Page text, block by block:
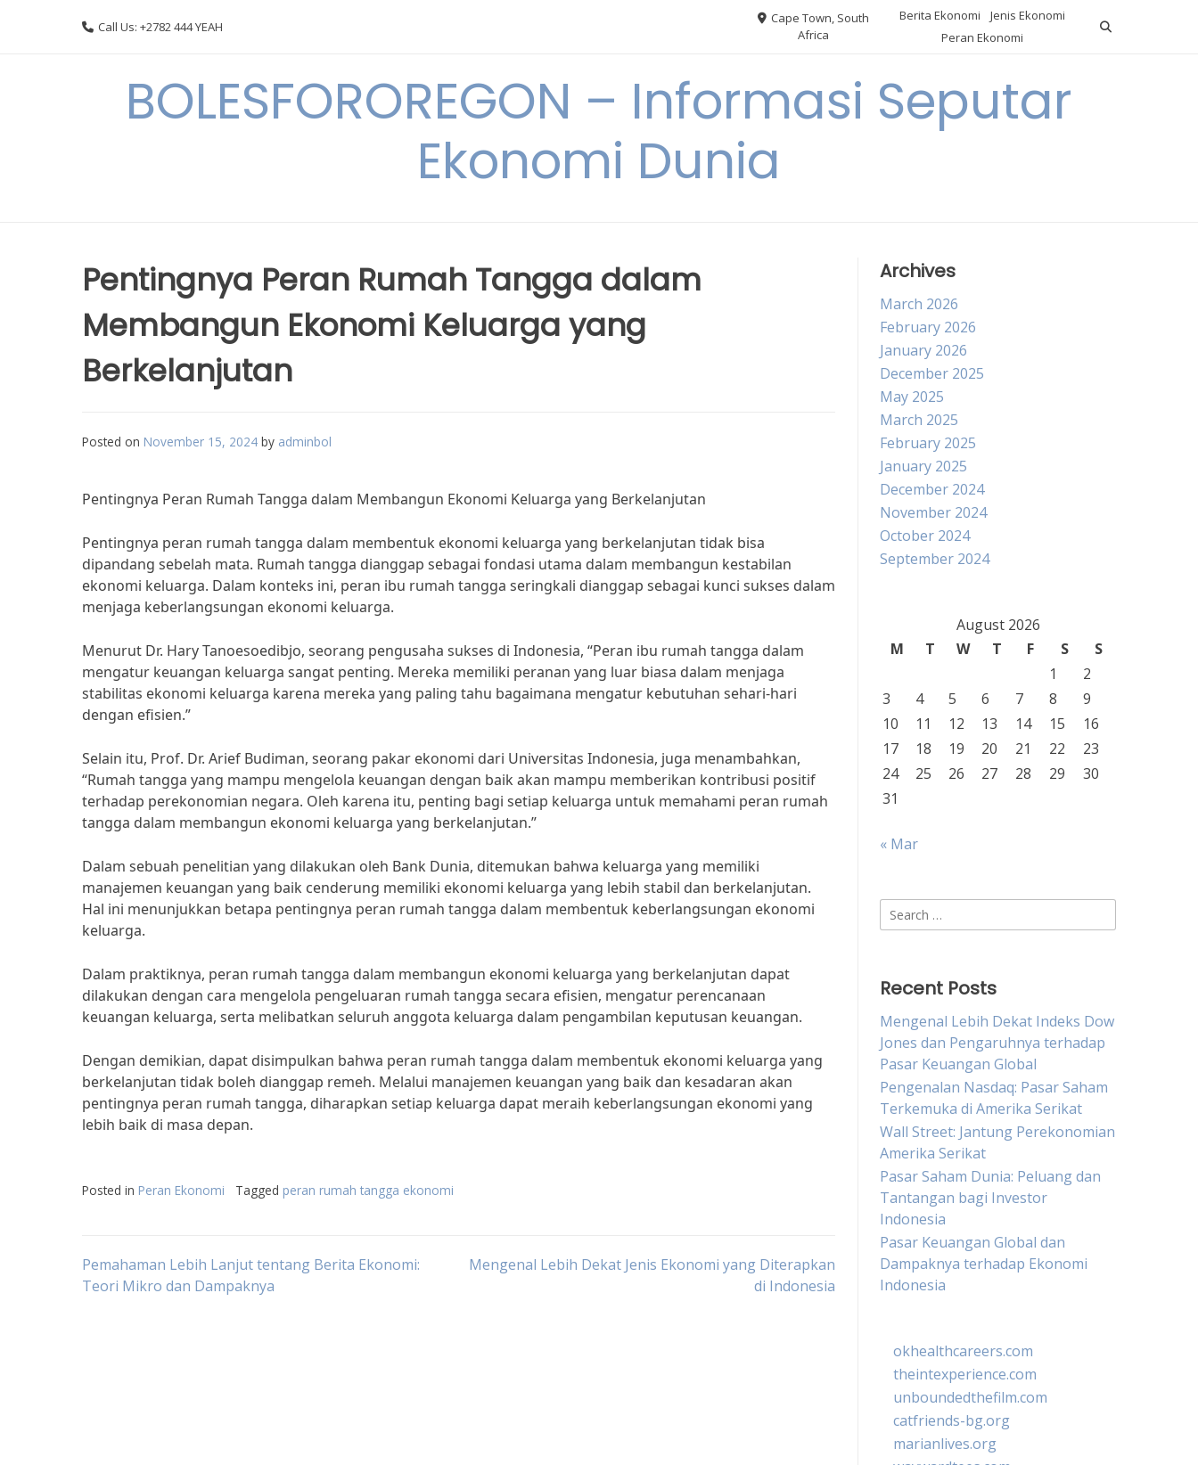
Call Us: +2782 444 YEAH
Cape Town, South
Africa
Berita Ekonomi
Jenis Ekonomi
Peran Ekonomi
BOLESFOROREGON – Informasi Seputar
Ekonomi Dunia
Pentingnya Peran Rumah Tangga dalam
Membangun Ekonomi Keluarga yang
Berkelanjutan
Posted on November 15, 2024 by adminbol
Pentingnya Peran Rumah Tangga dalam Membangun Ekonomi Keluarga yang Berkelanjutan
Pentingnya peran rumah tangga dalam membentuk ekonomi keluarga yang berkelanjutan tidak bisa
dipandang sebelah mata. Rumah tangga dianggap sebagai fondasi utama dalam membangun kestabilan
ekonomi keluarga. Dalam konteks ini, peran ibu rumah tangga seringkali dianggap sebagai kunci sukses dalam
menjaga keberlangsungan ekonomi keluarga.
Menurut Dr. Hary Tanoesoedibjo, seorang pengusaha sukses di Indonesia, “Peran ibu rumah tangga dalam
mengatur keuangan keluarga sangat penting. Mereka memiliki peranan yang luar biasa dalam menjaga
stabilitas ekonomi keluarga karena mereka yang paling tahu bagaimana mengatur kebutuhan sehari-hari
dengan efisien.”
Selain itu, Prof. Dr. Arief Budiman, seorang pakar ekonomi dari Universitas Indonesia, juga menambahkan,
“Rumah tangga yang mampu mengelola keuangan dengan baik akan mampu memberikan kontribusi positif
terhadap perekonomian negara. Oleh karena itu, penting bagi setiap keluarga untuk memahami peran rumah
tangga dalam membangun ekonomi keluarga yang berkelanjutan.”
Dalam sebuah penelitian yang dilakukan oleh Bank Dunia, ditemukan bahwa keluarga yang memiliki
manajemen keuangan yang baik cenderung memiliki ekonomi keluarga yang lebih stabil dan berkelanjutan.
Hal ini menunjukkan betapa pentingnya peran rumah tangga dalam membentuk keberlangsungan ekonomi
keluarga.
Dalam praktiknya, peran rumah tangga dalam membangun ekonomi keluarga yang berkelanjutan dapat
dilakukan dengan cara mengelola pengeluaran rumah tangga secara efisien, mengatur perencanaan
keuangan keluarga, serta melibatkan seluruh anggota keluarga dalam pengambilan keputusan keuangan.
Dengan demikian, dapat disimpulkan bahwa peran rumah tangga dalam membentuk ekonomi keluarga yang
berkelanjutan tidak boleh dianggap remeh. Melalui manajemen keuangan yang baik dan kesadaran akan
pentingnya peran rumah tangga, diharapkan setiap keluarga dapat meraih keberlangsungan ekonomi yang
lebih baik di masa depan.
Posted in Peran Ekonomi Tagged peran rumah tangga ekonomi
Post
Pemahaman Lebih Lanjut tentang Berita Ekonomi:
Teori Mikro dan Dampaknya
Mengenal Lebih Dekat Jenis Ekonomi yang Diterapkan
di Indonesia
Archives
March 2026
February 2026
January 2026
December 2025
May 2025
March 2025
February 2025
January 2025
December 2024
November 2024
October 2024
September 2024
August 2026
M
T W T F S
S
1
2
3
4 5 6 7 8
9
10
11 12 13 14 15
16
17
18 19 20 21 22
23
24
25 26 27 28 29
30
31
« Mar
Search
for:
Recent Posts
Mengenal Lebih Dekat Indeks Dow
Jones dan Pengaruhnya terhadap
Pasar Keuangan Global
Pengenalan Nasdaq: Pasar Saham
Terkemuka di Amerika Serikat
Wall Street: Jantung Perekonomian
Amerika Serikat
Pasar Saham Dunia: Peluang dan
Tantangan bagi Investor
Indonesia
Pasar Keuangan Global dan
Dampaknya terhadap Ekonomi
Indonesia
okhealthcareers.com
theintexperience.com
unboundedthefilm.com
catfriends-bg.org
marianlives.org